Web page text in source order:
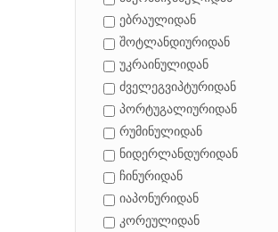
ებრაულიდან
შოტლანდიურიდან
უკრაინულიდან
ძველეგვიპტურიდან
პორტუგალიურიდან
რუმინულიდან
ნიდერლანდურიდან
ჩინურიდან
იაპონურიდან
კორეულიდან